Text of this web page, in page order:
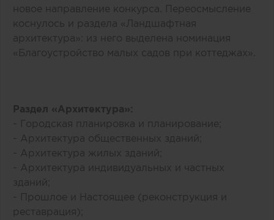
новое направление конкурса. Переосмысление
коснулось и раздела «Ландшафтная
архитектура»: из него выделена номинация
«Благоустройство малых садов при коттеджах».
Раздел «Архитектура»:
- Городская планировка и планирование;
- Архитектура общественных зданий;
- Архитектура жилых зданий;
- Архитектура индивидуальных и частных
зданий;
- Прошлое и Настоящее (реконструкция и
реставрация);